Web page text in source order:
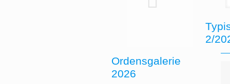
Ordensgalerie
2026
2/